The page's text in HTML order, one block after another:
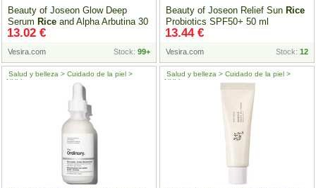
Beauty of Joseon Glow Deep
Serum Rice and Alpha Arbutina 30
ml
Vesira.com Stock: 99+
13.02 €
Beauty of Joseon Relief Sun Rice
Probiotics SPF50+ 50 ml
Vesira.com Stock: 12
13.44 €
Salud y belleza > Cuidado de la piel >
NULL
Salud y belleza > Cuidado de la piel >
NULL